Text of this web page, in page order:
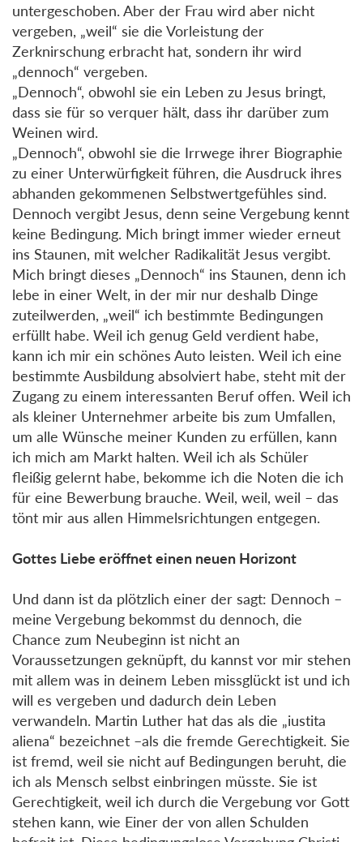
untergeschoben. Aber der Frau wird aber nicht
vergeben, „weil“ sie die Vorleistung der
Zerknirschung erbracht hat, sondern ihr wird
„dennoch“ vergeben.
„Dennoch“, obwohl sie ein Leben zu Jesus bringt,
dass sie für so verquer hält, dass ihr darüber zum
Weinen wird.
„Dennoch“, obwohl sie die Irrwege ihrer Biographie
zu einer Unterwürfigkeit führen, die Ausdruck ihres
abhanden gekommenen Selbstwertgefühles sind.
Dennoch vergibt Jesus, denn seine Vergebung kennt
keine Bedingung. Mich bringt immer wieder erneut
ins Staunen, mit welcher Radikalität Jesus vergibt.
Mich bringt dieses „Dennoch“ ins Staunen, denn ich
lebe in einer Welt, in der mir nur deshalb Dinge
zuteilwerden, „weil“ ich bestimmte Bedingungen
erfüllt habe. Weil ich genug Geld verdient habe,
kann ich mir ein schönes Auto leisten. Weil ich eine
bestimmte Ausbildung absolviert habe, steht mit der
Zugang zu einem interessanten Beruf offen. Weil ich
als kleiner Unternehmer arbeite bis zum Umfallen,
um alle Wünsche meiner Kunden zu erfüllen, kann
ich mich am Markt halten. Weil ich als Schüler
fleißig gelernt habe, bekomme ich die Noten die ich
für eine Bewerbung brauche. Weil, weil, weil – das
tönt mir aus allen Himmelsrichtungen entgegen.
Gottes Liebe eröffnet einen neuen Horizont
Und dann ist da plötzlich einer der sagt: Dennoch –
meine Vergebung bekommst du dennoch, die
Chance zum Neubeginn ist nicht an
Voraussetzungen geknüpft, du kannst vor mir stehen
mit allem was in deinem Leben missglückt ist und ich
will es vergeben und dadurch dein Leben
verwandeln. Martin Luther hat das als die „iustita
aliena“ bezeichnet –als die fremde Gerechtigkeit. Sie
ist fremd, weil sie nicht auf Bedingungen beruht, die
ich als Mensch selbst einbringen müsste. Sie ist
Gerechtigkeit, weil ich durch die Vergebung vor Gott
stehen kann, wie Einer der von allen Schulden